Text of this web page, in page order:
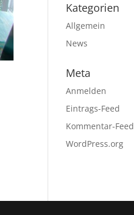
Kategorien
Allgemein
News
Meta
Anmelden
Eintrags-Feed
Kommentar-Feed
WordPress.org